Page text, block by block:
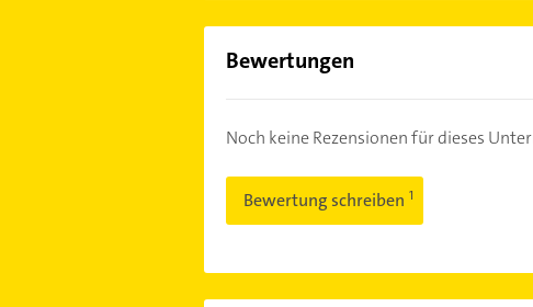
Bewertungen
Noch keine Rezensionen für dieses
Bewertung schreiben